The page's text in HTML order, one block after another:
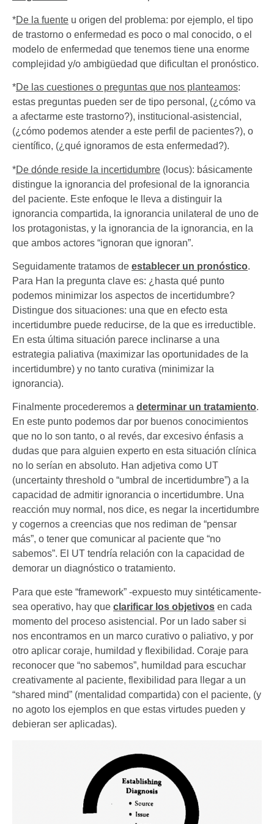
*De la fuente u origen del problema: por ejemplo, el tipo
de trastorno o enfermedad es poco o mal conocido, o el
modelo de enfermedad que tenemos tiene una enorme
complejidad y/o ambigüedad que dificultan el pronóstico.
*De las cuestiones o preguntas que nos planteamos:
estas preguntas pueden ser de tipo personal, (¿cómo va
a afectarme este trastorno?), institucional-asistencial,
(¿cómo podemos atender a este perfil de pacientes?), o
científico, (¿qué ignoramos de esta enfermedad?).
*De dónde reside la incertidumbre (locus): básicamente
distingue la ignorancia del profesional de la ignorancia
del paciente. Este enfoque le lleva a distinguir la
ignorancia compartida, la ignorancia unilateral de uno de
los protagonistas, y la ignorancia de la ignorancia, en la
que ambos actores “ignoran que ignoran”.
Seguidamente tratamos de establecer un pronóstico.
Para Han la pregunta clave es: ¿hasta qué punto
podemos minimizar los aspectos de incertidumbre?
Distingue dos situaciones: una que en efecto esta
incertidumbre puede reducirse, de la que es irreductible.
En esta última situación parece inclinarse a una
estrategia paliativa (maximizar las oportunidades de la
incertidumbre) y no tanto curativa (minimizar la
ignorancia).
Finalmente procederemos a determinar un tratamiento.
En este punto podemos dar por buenos conocimientos
que no lo son tanto, o al revés, dar excesivo énfasis a
dudas que para alguien experto en esta situación clínica
no lo serían en absoluto. Han adjetiva como UT
(uncertainty threshold o “umbral de incertidumbre”) a la
capacidad de admitir ignorancia o incertidumbre. Una
reacción muy normal, nos dice, es negar la incertidumbre
y cogernos a creencias que nos rediman de “pensar
más”, o tener que comunicar al paciente que “no
sabemos”. El UT tendría relación con la capacidad de
demorar un diagnóstico o tratamiento.
Para que este “framework” -expuesto muy sintéticamente-
sea operativo, hay que clarificar los objetivos en cada
momento del proceso asistencial. Por un lado saber si
nos encontramos en un marco curativo o paliativo, y por
otro aplicar coraje, humildad y flexibilidad. Coraje para
reconocer que “no sabemos”, humildad para escuchar
creativamente al paciente, flexibilidad para llegar a un
“shared mind” (mentalidad compartida) con el paciente, (y
no agoto los ejemplos en que estas virtudes pueden y
debieran ser aplicadas).